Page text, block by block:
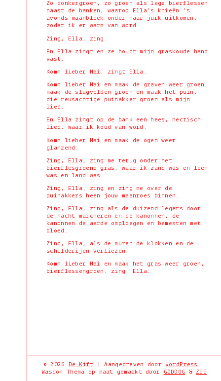
+
−
Zo donkergroen, zo groen als lege bierflessen
naast de banken, waarop Ella’s knieën ’s
avonds maanbleek onder haar jurk uitkomen,
zodat ik er warm van word.
Zing, Ella, zing.
En Ella zingt en ze houdt mijn graskoude hand
vast.
Komm lieber Mai, zingt Ella.
Komm lieber Mai en maak de graven weer groen,
maak de slagvelden groen en maak het puin,
die reusachtige puinakker groen als mijn
lied.
En Ella zingt op de bank een hees, hectisch
lied, waar ik koud van word.
Komm lieber Mai en maak de ogen weer
glanzend.
Zing, Ella, zing me terug onder het
bierflesgroene gras, waar ik zand was en leem
was en land was.
Zing, Ella, zing en zing me over de
puinakkers heen jouw maanroes binnen.
Zing, Ella, zing als de duizend legers door
de nacht marcheren en de kanonnen, de
kanonnen de aarde omploegen en bemesten met
bloed.
Zing, Ella, als de muren de klokken en de
schilderijen verliezen.
Komm lieber Mai en maak het gras weer groen,
bierflessengroen, zing, Ella.
© 2026 De Kift |Aangedreven door WordPress
Wasdom Thema op maat gemaakt door
GODDOG & ZEE